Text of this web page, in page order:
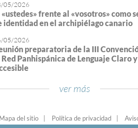
05/2026
«ustedes» frente al «vosotros» como
identidad en el archipiélago canario
05/2026
preparatoria de la III
Red Panhispánica de Lenguaje Claro y
ver más
Mapa del sitio Política de privacidad